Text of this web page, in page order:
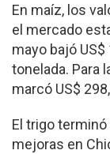
En maíz, los
el mercado
mayo bajó US$
tonelada. Para
marcó US$
El trigo
mejoras en